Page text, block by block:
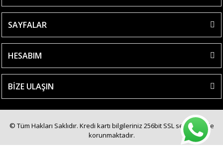
SAYFALAR
HESABIM
BİZE ULAŞIN
© Tüm Hakları Saklıdır. Kredi kartı bilgileriniz 256bit SSL sertifikası ile
korunmaktadır.